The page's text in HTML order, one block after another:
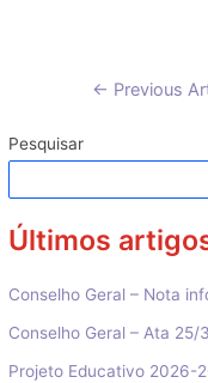
Navegação
artigos
← Previous
Pesquisar
Últimos
Conselho Geral – Nota
Conselho Geral – Ata 25/
Projeto Educativo 2026-